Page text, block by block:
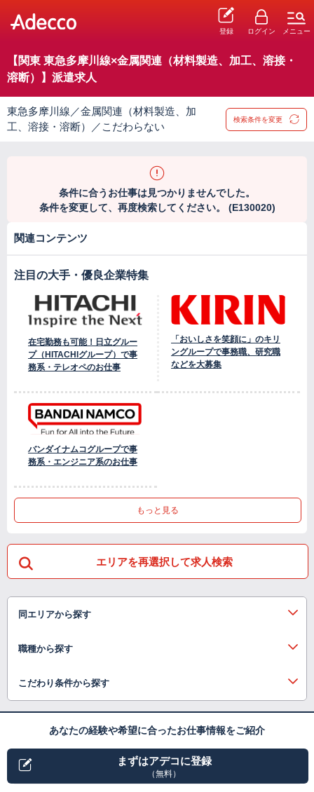
登録 ログイン メニュー
【関東 東急多摩川線×金属関連（材料製造、加工、溶接・
溶断）】派遣求人
東急多摩川線／金属関連（材料製造、加
工、溶接・溶断）／こだわらない
検索条件を変更
条件に合うお仕事は見つかりませんでした。
条件を変更して、再度検索してください。 (E130020)
関連コンテンツ
注目の大手・優良企業特集
在宅勤務も可能！日立グルー
プ（HITACHIグループ）で事
務系・テレオペのお仕事
「おいしさを笑顔に」のキリ
ングループで事務職、研究職
などを大募集
バンダイナムコグループで事
務系・エンジニア系のお仕事
もっと見る
エリアを再選択して求人検索
同エリアから探す
職種から探す
こだわり条件から探す
あなたの経験や希望に合ったお仕事情報をご紹介
まずはアデコに登録
（無料）